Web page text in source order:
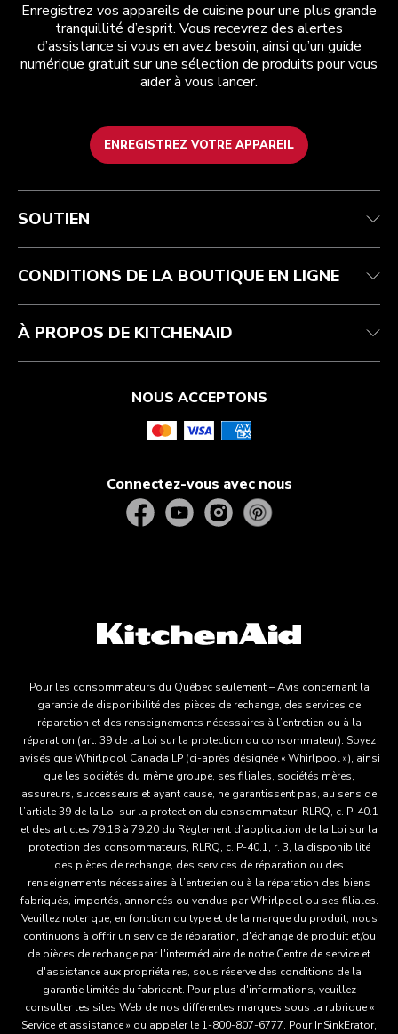
Enregistrez vos appareils de cuisine pour une plus grande
tranquillité d’esprit. Vous recevrez des alertes
d’assistance si vous en avez besoin, ainsi qu’un guide
numérique gratuit sur une sélection de produits pour vous
aider à vous lancer.
ENREGISTREZ VOTRE APPAREIL
Service après-vente
Contactez-nous
Réparation autorisée
Résidents du Québec
Conditions d’utilisation
Retours et remboursements
Aide relative au produit
La marque
Affiliation
SOUTIEN
CONDITIONS DE LA BOUTIQUE EN LIGNE
À PROPOS DE KITCHENAID
NOUS ACCEPTONS
Connectez-vous avec nous
Pour les consommateurs du Québec seulement – Avis concernant la
garantie de disponibilité des pièces de rechange, des services de
réparation et des renseignements nécessaires à l’entretien ou à la
réparation (art. 39 de la Loi sur la protection du consommateur). Soyez
avisés que Whirlpool Canada LP (ci-après désignée « Whirlpool »), ainsi
que les sociétés du même groupe, ses filiales, sociétés mères,
assureurs, successeurs et ayant cause, ne garantissent pas, au sens de
l’article 39 de la Loi sur la protection du consommateur, RLRQ, c. P-40.1
et des articles 79.18 à 79.20 du Règlement d’application de la Loi sur la
protection des consommateurs, RLRQ, c. P-40.1, r. 3, la disponibilité
des pièces de rechange, des services de réparation ou des
renseignements nécessaires à l’entretien ou à la réparation des biens
fabriqués, importés, annoncés ou vendus par Whirlpool ou ses filiales.
Veuillez noter que, en fonction du type et de la marque du produit, nous
continuons à offrir un service de réparation, d'échange de produit et/ou
de pièces de rechange par l'intermédiaire de notre Centre de service et
d'assistance aux propriétaires, sous réserve des conditions de la
garantie limitée du fabricant. Pour plus d'informations, veuillez
consulter les sites Web de nos différentes marques sous la rubrique «
Service et assistance » ou appeler le 1-800-807-6777. Pour InSinkErator,